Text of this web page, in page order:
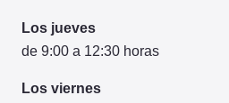
Los jueves
de 9:00 a 12:30 horas
Los viernes